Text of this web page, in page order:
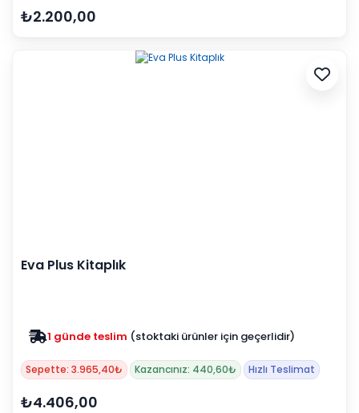
₺2.200,00
Eva Plus Kitaplık
Zam yok 2025 fiyatları devam ediyor
Sepette: 3.965,40₺ Kazancınız: 440,60₺ Hızlı Teslimat
₺4.406,00